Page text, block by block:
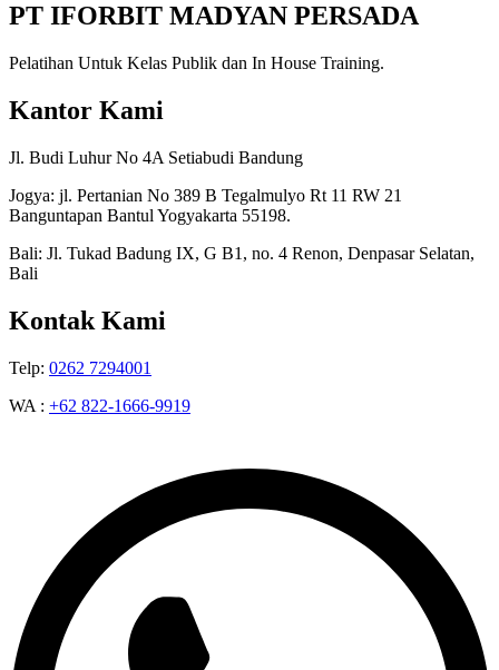
PT IFORBIT MADYAN PERSADA
Pelatihan Untuk Kelas Publik dan In House Training.
Kantor Kami
Jl. Budi Luhur No 4A Setiabudi Bandung
Jogya: jl. Pertanian No 389 B Tegalmulyo Rt 11 RW 21
Banguntapan Bantul Yogyakarta 55198.
Bali: Jl. Tukad Badung IX, G B1, no. 4 Renon, Denpasar Selatan,
Bali
Kontak Kami
Telp: 0262 7294001
WA : +62 822-1666-9919